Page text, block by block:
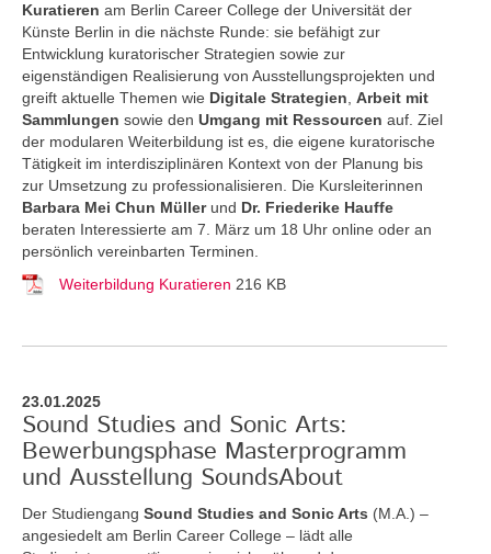
Kuratieren am Berlin Career College der Universität der
Künste Berlin in die nächste Runde: sie befähigt zur
Entwicklung kuratorischer Strategien sowie zur
eigenständigen Realisierung von Ausstellungsprojekten und
greift aktuelle Themen wie Digitale Strategien Arbeit mit
Sammlungen sowie den Umgang mit Ressourcen auf. Ziel
der modularen Weiterbildung ist es, die eigene kuratorische
Tätigkeit im interdisziplinären Kontext von der Planung bis
zur Umsetzung zu professionalisieren. Die Kursleiterinnen
Barbara Mei Chun Müllerund Dr. Friederike Hauffe
beraten Interessierte am 7. März um 18 Uhr online oder an
persönlich vereinbarten Terminen.
Weiterbildung Kuratieren 216 KB
23.01.2025
Sound Studies and Sonic Arts:
Bewerbungsphase Masterprogramm
und Ausstellung SoundsAbout
Der Studiengang Sound Studies and Sonic Arts (M.A.) –
angesiedelt am Berlin Career College – lädt alle